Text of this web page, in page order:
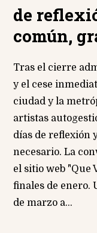
de
común,
Tras el cierre
y el cese
ciudad y la
artistas
días de reflexión
necesario. La
el sitio web "Que
finales de enero.
de marzo a...